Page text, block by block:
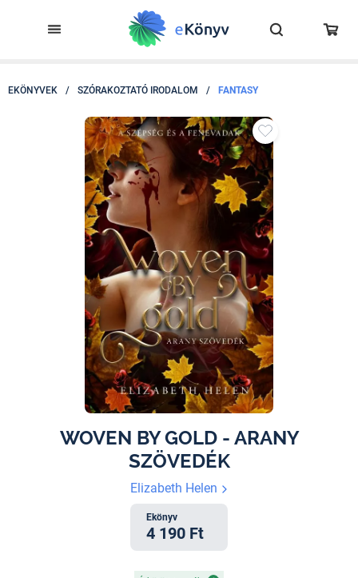
EKÖNYVEK / SZÓRAKOZTATÓ IRODALOM / FANTASY
WOVEN BY GOLD - ARANY
SZÖVEDÉK
Elizabeth Helen
Ekönyv
4 190 Ft